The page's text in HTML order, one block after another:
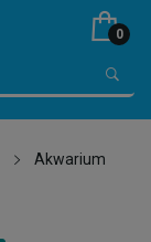
0
Akwarium